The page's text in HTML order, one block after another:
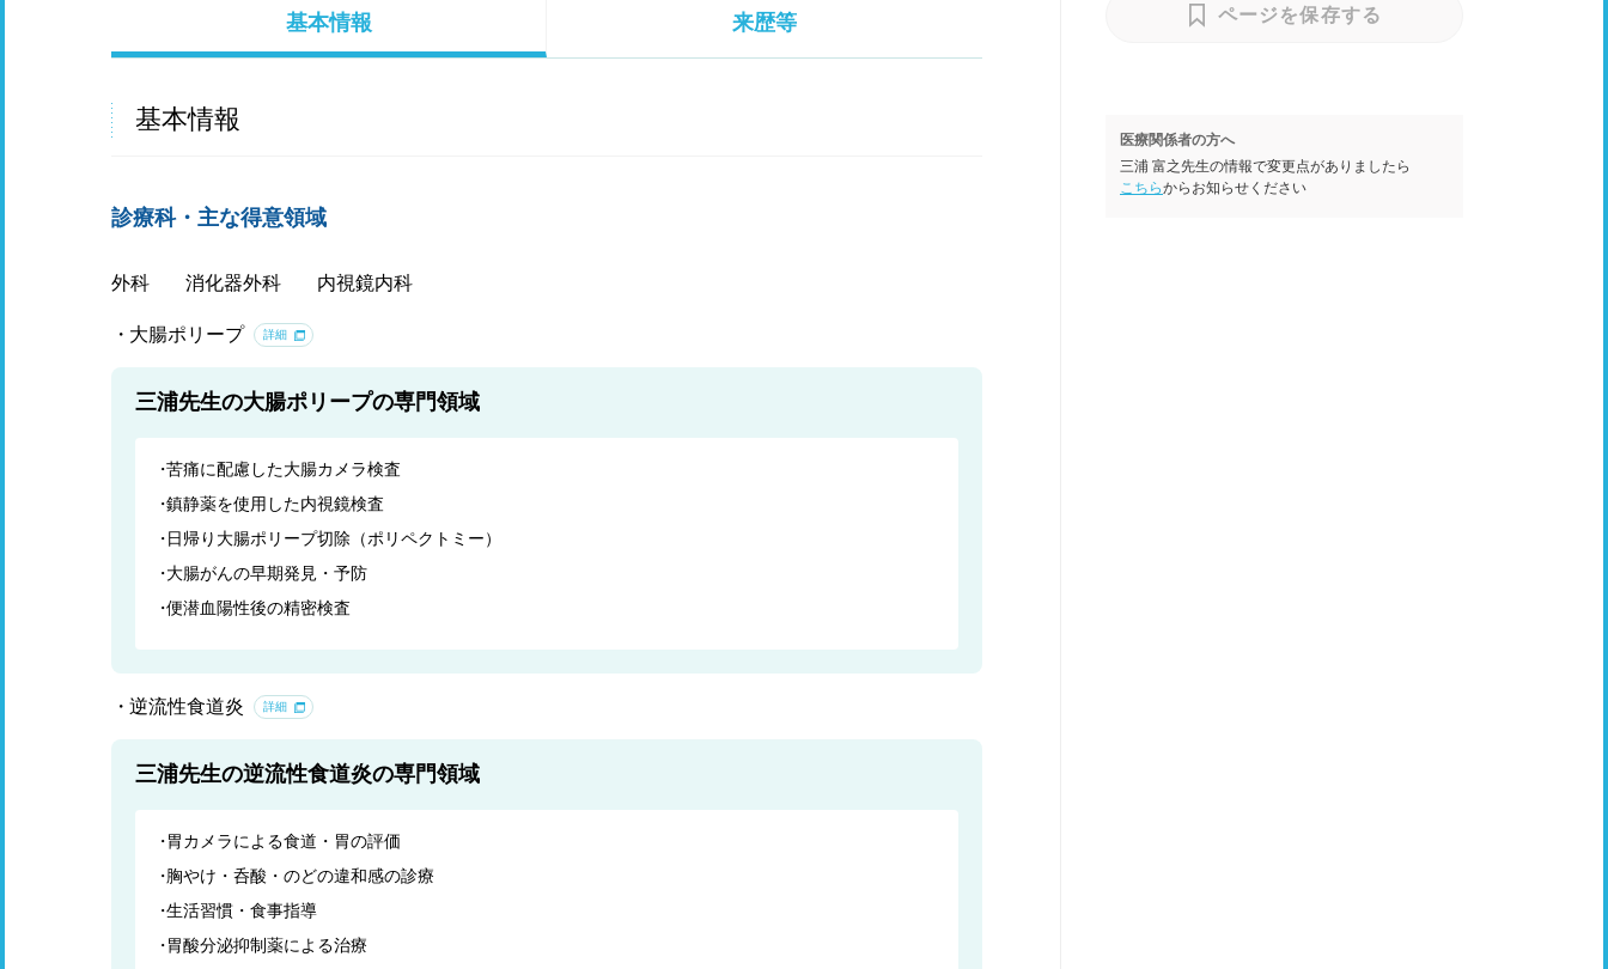
基本情報 来歴等
基本情報
診療科・主な得意領域
外科 消化器外科 内視鏡内科
大腸ポリープ 詳細
三浦先生の大腸ポリープの専門領域
苦痛に配慮した大腸カメラ検査
鎮静薬を使用した内視鏡検査
日帰り大腸ポリープ切除（ポリペクトミー）
大腸がんの早期発見・予防
便潜血陽性後の精密検査
逆流性食道炎 詳細
三浦先生の逆流性食道炎の専門領域
胃カメラによる食道・胃の評価
胸やけ・呑酸・のどの違和感の診療
生活習慣・食事指導
胃酸分泌抑制薬による治療
ページを保存する
医療関係者の方へ
三浦 富之先生の情報で変更点がありましたら
こちらからお知らせください